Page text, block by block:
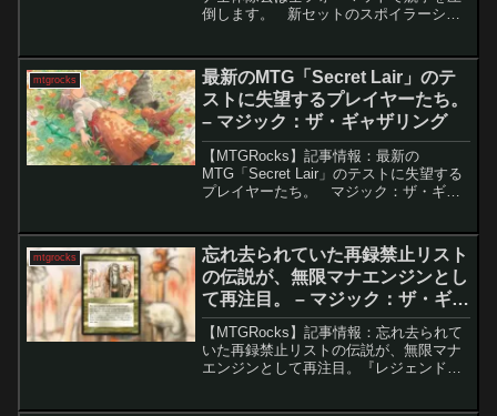
倒します。 新セットのスポイラーシー
も珍しくありません。「別行動」はその
典型例で、...
mtgrocks
最新のMTG「Secret Lair」のテ
ストに失望するプレイヤーたち。
– マジック：ザ・ギャザリング
【MTGRocks】記事情報：最新の
MTG「Secret Lair」のテストに失望する
プレイヤーたち。 マジック：ザ・ギャ
提供することで知られています...
mtgrocks
忘れ去られていた再録禁止リスト
の伝説が、無限マナエンジンとし
て再注目。 – マジック：ザ・ギャ
ザリング
【MTGRocks】記事情報：忘れ去られて
いた再録禁止リストの伝説が、無限マナ
エンジンとして再注目。『レジェンド』